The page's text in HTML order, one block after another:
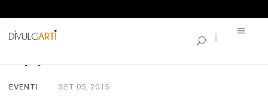
EVENTI SET 05, 2015